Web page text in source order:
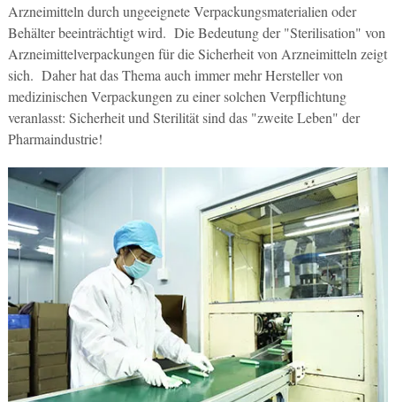
Arzneimitteln durch ungeeignete Verpackungsmaterialien oder
Behälter beeinträchtigt wird. Die Bedeutung der "Sterilisation" von
Arzneimittelverpackungen für die Sicherheit von Arzneimitteln zeigt
sich. Daher hat das Thema auch immer mehr Hersteller von
medizinischen Verpackungen zu einer solchen Verpflichtung
veranlasst: Sicherheit und Sterilität sind das "zweite Leben" der
Pharmaindustrie!